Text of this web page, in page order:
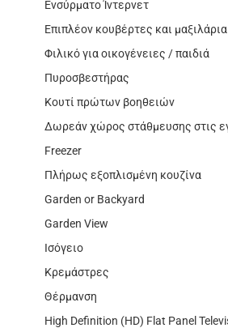
Ενσύρματο Ίντερνετ
Επιπλέον κουβέρτες και μαξιλάρια
Φιλικό για οικογένειες / παιδιά
Πυροσβεστήρας
Κουτί πρώτων βοηθειών
Δωρεάν χώρος στάθμευσης στις
Freezer
Πλήρως εξοπλισμένη κουζίνα
Garden or Backyard
Garden View
Ισόγειο
Κρεμάστρες
Θέρμανση
High Definition (HD) Flat Panel